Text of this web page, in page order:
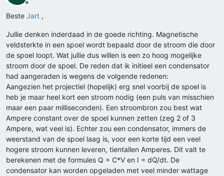
Offline
Beste Jart ,
Jullie denken inderdaad in de goede richting. Magnetische
veldsterkte in een spoel wordt bepaald door de stroom die door
de spoel loopt. Wat jullie dus willen is een zo hoog mogelijke
stroom door de spoel. De reden dat ik initieel een condensator
had aangeraden is wegens de volgende redenen:
Aangezien het projectiel (hopelijk) erg snel voorbij de spoel is
heb je maar heel kort een stroom nodig (een puls van misschien
maar een paar milliseconden). Een stroombron zou best wat
Ampere constant over de spoel kunnen zetten (zeg 2 of 3
Ampere, wat veel is). Echter zou een condensator, immers de
weerstand van de spoel laag is, voor een korte tijd een veel
hogere stroom kunnen leveren, tientallen Amperes. Dit valt te
berekenen met de formules Q = C*V en I = dQ/dt. De
condensator kan worden opgeladen met veel minder wattage